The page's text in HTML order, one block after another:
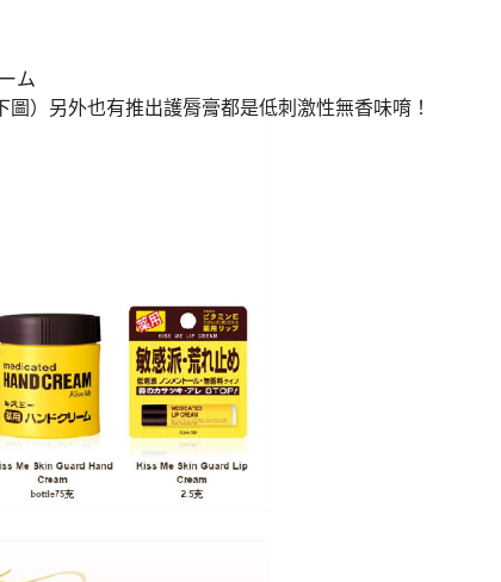
ム
圖）另外也有推出護脣膏都是低刺激性無香味唷！